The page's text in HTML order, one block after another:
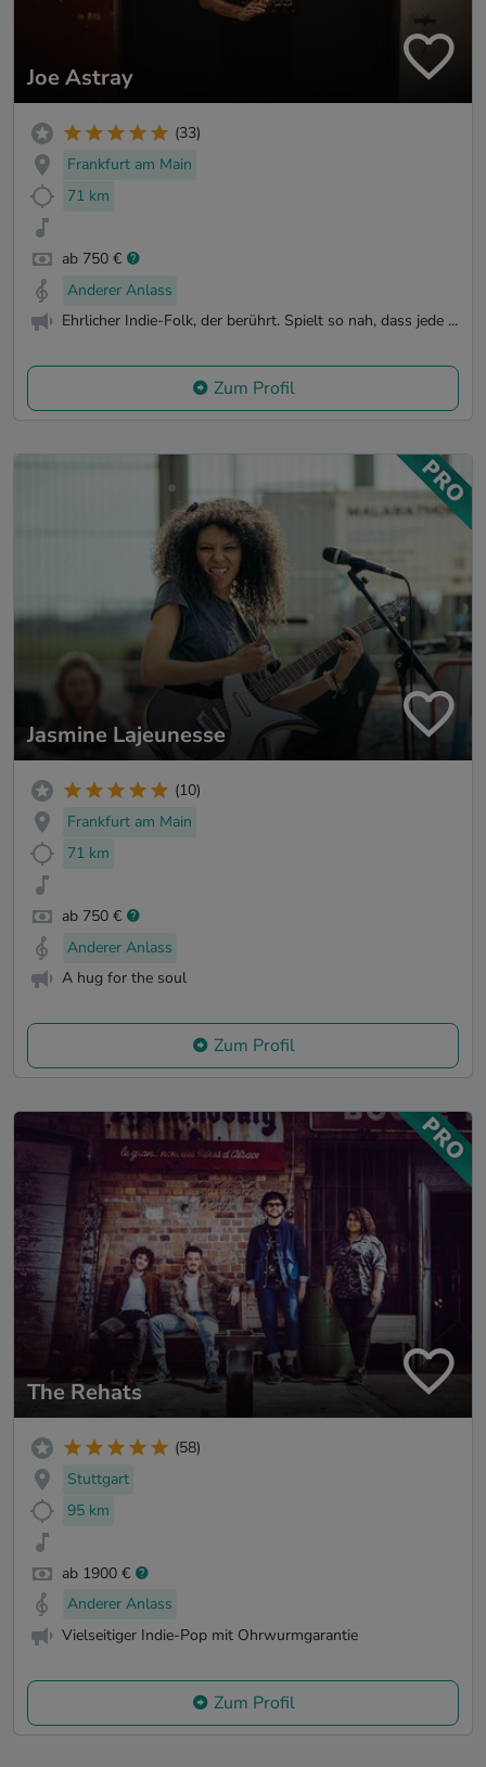
Joe Astray
(33)
Frankfurt am Main
71 km
ab 750 €
Anderer Anlass
Ehrlicher Indie-Folk, der berührt. Spielt so nah, dass jede ...
Zum Profil
Jasmine Lajeunesse
(10)
Frankfurt am Main
71 km
ab 750 €
Anderer Anlass
A hug for the soul
Zum Profil
The Rehats
(58)
Stuttgart
95 km
ab 1900 €
Anderer Anlass
Vielseitiger Indie-Pop mit Ohrwurmgarantie
Zum Profil